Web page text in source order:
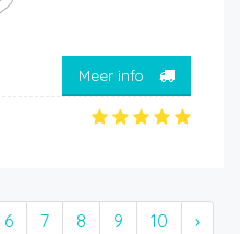
Meer info
6 7 8 9 10 ›